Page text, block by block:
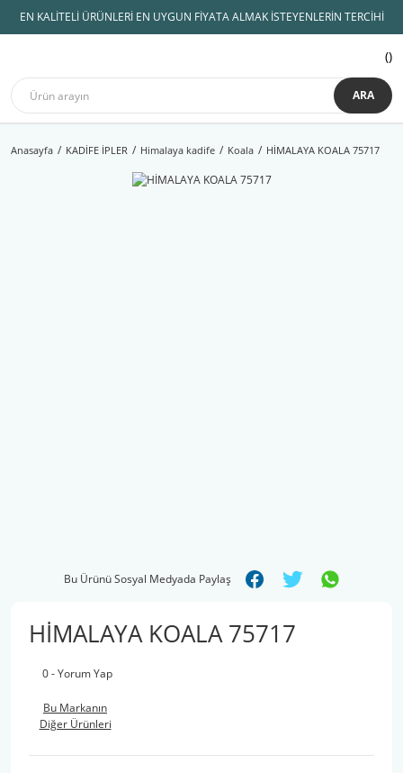
EN KALİTELİ ÜRÜNLERİ EN UYGUN FİYATA ALMAK İSTEYENLERİN TERCİHİ
ARA
Anasayfa KADİFE İPLER Himalaya kadife Koala HİMALAYA KOALA 75717
Bu Ürünü Sosyal Medyada Paylaş
HİMALAYA KOALA 75717
0 - Yorum Yap
Bu Markanın
Diğer Ürünleri